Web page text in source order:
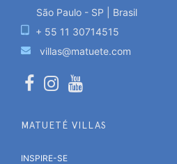
São Paulo - SP | Brasil
+ 55 11 30714515
villas@matuete.com
MATUETÉ VILLAS
INSPIRE-SE